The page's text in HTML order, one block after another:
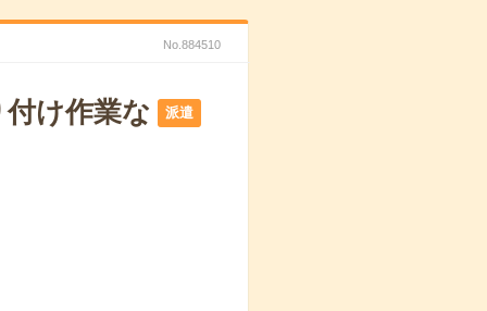
No.884510
け作業な 派遣